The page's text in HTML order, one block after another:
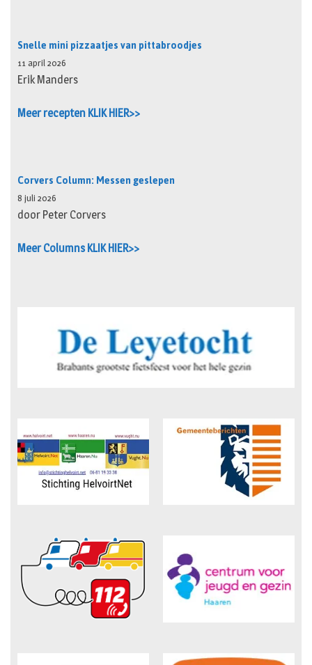
Snelle mini pizzaatjes van pittabroodjes
11 april 2026
Erik Manders
Meer recepten KLIK HIER>>
Corvers Column: Messen geslepen
8 juli 2026
door Peter Corvers
Meer Columns KLIK HIER>>